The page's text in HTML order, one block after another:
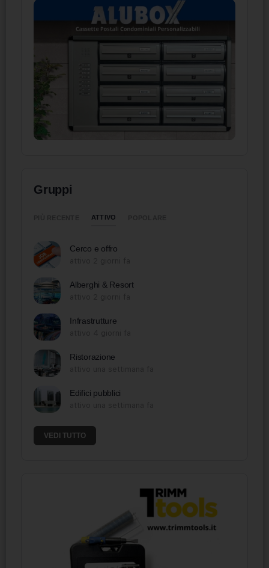
Gruppi
ATTIVO
Cerco e offro
Alberghi & Resort
Infrastrutture
Ristorazione
Edifici pubblici
VEDI TUTTO